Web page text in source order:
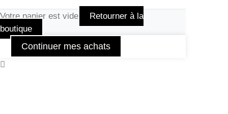
Votre panier est vide
Retourner à la
boutique
Continuer mes achats